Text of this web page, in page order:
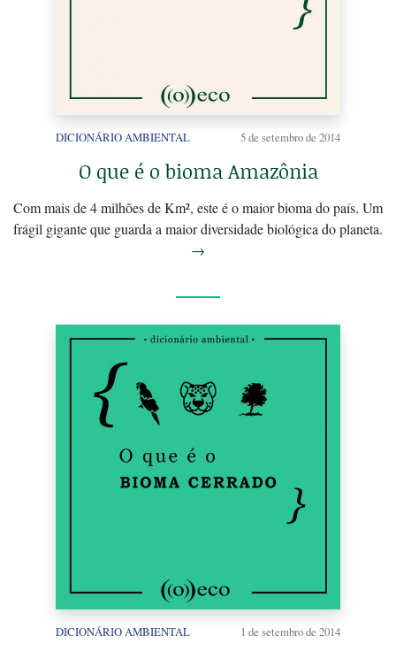
DICIONÁRIO AMBIENTAL 5 de setembro de 2014
O que é o bioma Amazônia
Com mais de 4 milhões de Km², este é o maior bioma do país. Um
frágil gigante que guarda a maior diversidade biológica do planeta.
→
DICIONÁRIO AMBIENTAL 1 de setembro de 2014